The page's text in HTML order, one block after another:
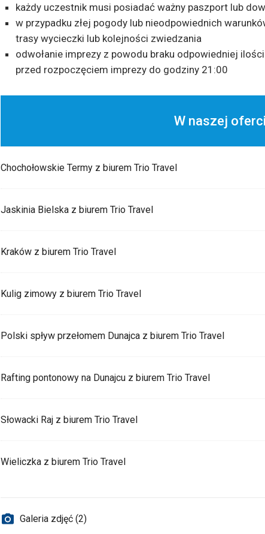
każdy uczestnik musi posiadać ważny paszport lub
w przypadku złej pogody lub nieodpowiednich
trasy wycieczki lub kolejności zwiedzania
odwołanie imprezy z powodu braku odpowiedniej
przed rozpoczęciem imprezy do godziny 21:00
W naszej
Chochołowskie Termy z biurem Trio Travel
Jaskinia Bielska z biurem Trio Travel
Kraków z biurem Trio Travel
Kulig zimowy z biurem Trio Travel
Polski spływ przełomem Dunajca z biurem Trio Travel
Rafting pontonowy na Dunajcu z biurem Trio Travel
Słowacki Raj z biurem Trio Travel
Wieliczka z biurem Trio Travel
Galeria zdjęć (2)